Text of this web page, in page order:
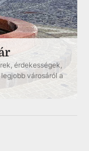
érdekességek,
városáról a